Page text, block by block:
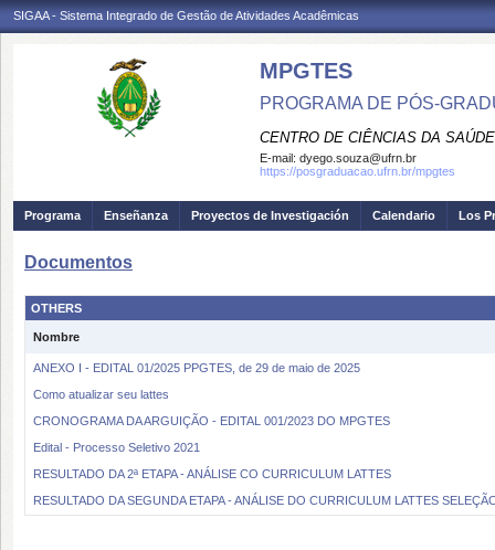
SIGAA - Sistema Integrado de Gestão de Atividades Acadêmicas
MPGTES
PROGRAMA DE PÓS-
CENTRO DE CIÊNCIAS DA SAÚDE
E-mail: dyego.souza@ufrn.br
https://posgraduacao.ufrn.br/mpgtes
Programa Enseñanza Proyectos de Investigación Calendario Los
Documentos
OTHERS
Nombre
ANEXO I - EDITAL 01/2025 PPGTES, de 29 de maio de 2025
Como atualizar seu lattes
CRONOGRAMA DA ARGUIÇÃO - EDITAL 001/2023 DO MPGTES
Edital - Processo Seletivo 2021
RESULTADO DA 2ª ETAPA - ANÁLISE CO CURRICULUM LATTES
RESULTADO DA SEGUNDA ETAPA - ANÁLISE DO CURRICULUM LATTES